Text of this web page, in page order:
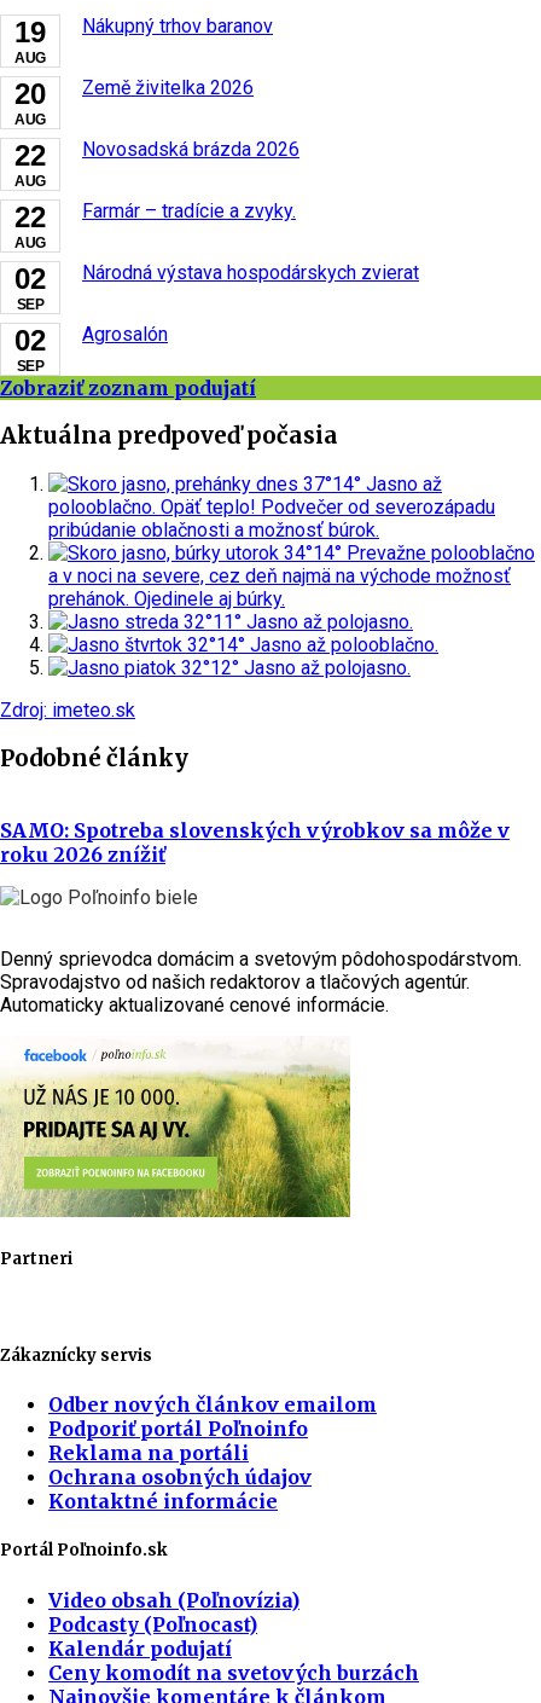
19
AUG
Nákupný trhov baranov
20
AUG
Země živitelka 2026
22
AUG
Novosadská brázda 2026
22
AUG
Farmár – tradície a zvyky.
02
SEP
Národná výstava hospodárskych zvierat
02
SEP
Agrosalón
Zobraziť zoznam podujatí
Aktuálna predpoveď počasia
dnes 37°14° Jasno až
polooblačno. Opäť teplo! Podvečer od severozápadu
pribúdanie oblačnosti a možnosť búrok.
utorok 34°14° Prevažne polooblačno
a v noci na severe, cez deň najmä na východe možnosť
prehánok. Ojedinele aj búrky.
streda 32°11° Jasno až polojasno.
štvrtok 32°14° Jasno až polooblačno.
piatok 32°12° Jasno až polojasno.
Zdroj: imeteo.sk
Podobné články
SAMO: Spotreba slovenských výrobkov sa môže v
roku 2026 znížiť
Denný sprievodca domácim a svetovým pôdohospodárstvom.
Spravodajstvo od našich redaktorov a tlačových agentúr.
Automaticky aktualizované cenové informácie.
Partneri
Zákaznícky servis
Odber nových článkov emailom
Podporiť portál Poľnoinfo
Reklama na portáli
Ochrana osobných údajov
Kontaktné informácie
Portál Poľnoinfo.sk
Video obsah (Poľnovízia)
Podcasty (Poľnocast)
Kalendár podujatí
Ceny komodít na svetových burzách
Najnovšie komentáre k článkom